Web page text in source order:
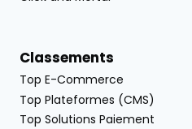
Classements
Top E-Commerce
Top Plateformes (CMS)
Top Solutions Paiement